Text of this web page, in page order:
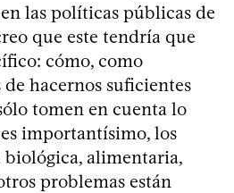
las políticas públicas de
que este tendría que
cómo, como
hacernos suficientes
tomen en cuenta lo
importantísimo, los
biológica, alimentaria,
problemas están